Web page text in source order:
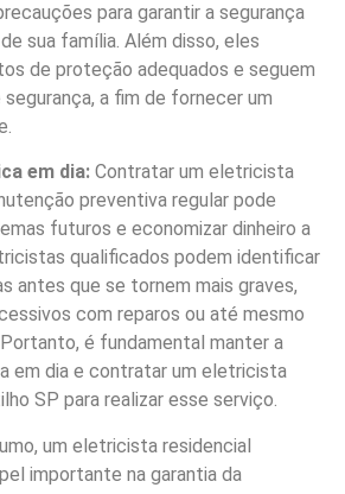
para garantir a segurança
sua família. Além disso, eles
de proteção adequados e seguem
a fim de fornecer um
em dia: Contratar um eletricista
preventiva regular pode
futuros e economizar dinheiro a
qualificados podem identificar
antes que se tornem mais graves,
com reparos ou até mesmo
é fundamental manter a
em dia e contratar um eletricista
SP para realizar esse serviço.
um eletricista residencial
importante na garantia da